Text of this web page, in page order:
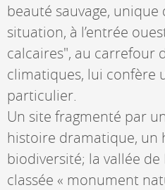
beauté sauvage, unique
situation, à l’entrée
calcaires", au carrefour
climatiques, lui confère
particulier.
Un site fragmenté par
histoire dramatique, un
biodiversité; la vallée
classée « monument